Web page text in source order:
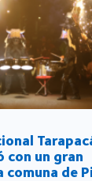
con un gran
comuna de